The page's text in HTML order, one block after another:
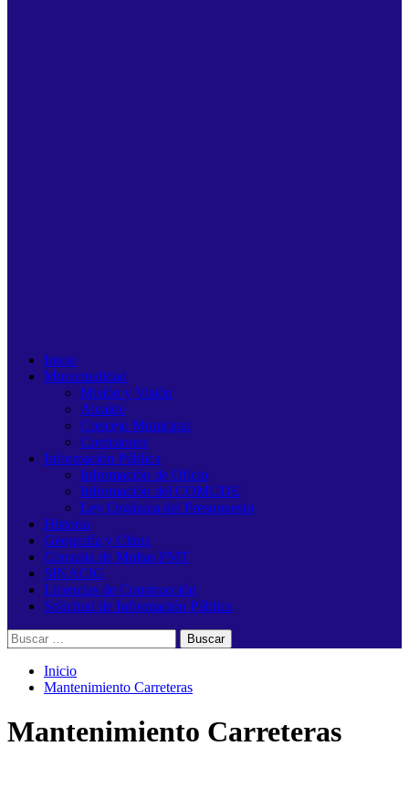
Inicio
Municipalidad
Misión y Visión
Alcalde
Concejo Municipal
Comisiones
Información Pública
Información de Oficio
Información del COMUDE
Ley Orgánica del Presupuesto
Historia
Geografía y Clima
Consulta de Multas PMT
SINACIG
Licencias de Construcción
Solicitud de Información Pública
Buscar:
Inicio
Mantenimiento Carreteras
Mantenimiento Carreteras